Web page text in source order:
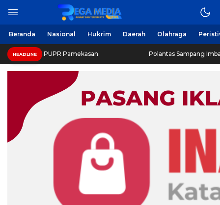
Beranda Nasional Hukrim Daerah Olahraga
HEADLINE
PUPR Pamekasan Polantas Sampang Imbau Latihan